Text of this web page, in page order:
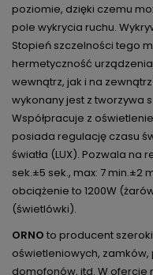
poziomie, dzięki czemu
pole wykrycia ruchu.
Stopień szczelności tego
hermetyczność
wewnątrz, jak i na
wykonany jest z tworzywa
Współpracuje z
posiada regulację czasu
światła (LUX). Pozwala na
sek.±5 sek., max: 7 min.±2
obciążenie to 1200W
(świetlówki).
ORNO to producent
oświetleniowych,
domofonów, itd. W ofercie